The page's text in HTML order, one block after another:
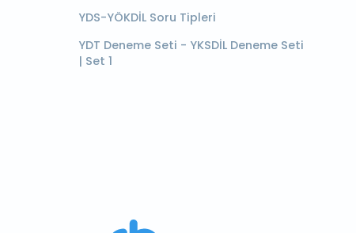
YDS-YÖKDİL Soru Tipleri
YDT Deneme Seti - YKSDİL Deneme Seti
| Set 1